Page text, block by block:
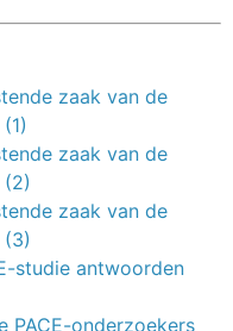
zaak van de
zaak van de
(2)
zaak van de
(3)
studie antwoorden
PACE-onderzoekers